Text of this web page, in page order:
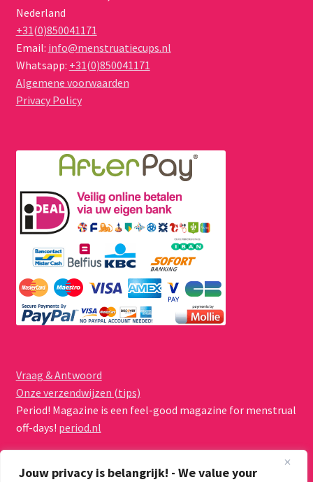
Jouw privacy is belangrijk! - We value your
Nederland
+31(0)850041171
Email: info@menstruatiecups.nl
Whatsapp: +31(0)850041171
Algemene voorwaarden
Privacy Policy
Vraag & Antwoord
Onze verzendwijzen (tips)
Period! Magazine is een feel-good magazine for menstrual
off-days! period.nl